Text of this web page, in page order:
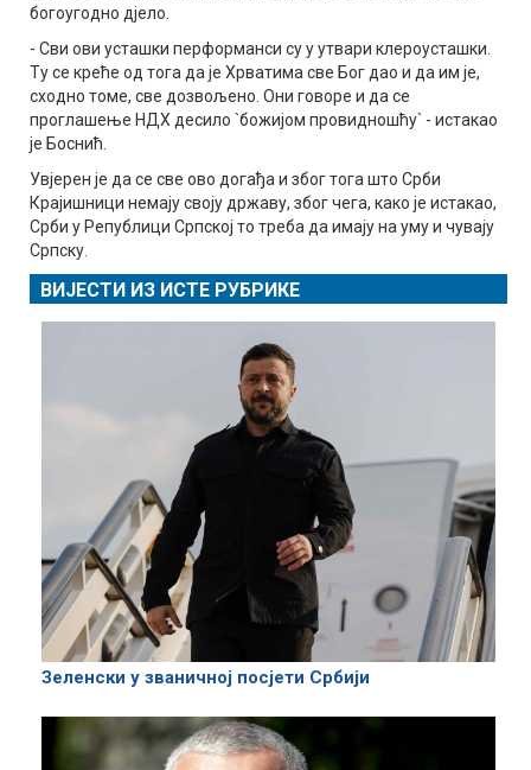
богоугодно дјело.
- Сви ови усташки перформанси су у утвари клероусташки.
Ту се креће од тога да је Хрватима све Бог дао и да им је,
сходно томе, све дозвољено. Они говоре и да се
проглашење НДХ десило `божијом провидношћу` - истакао
је Боснић.
Увјерен је да се све ово догађа и због тога што Срби
Крајишници немају своју државу, због чега, како је истакао,
Срби у Републици Српској то треба да имају на уму и чувају
Српску.
ВИЈЕСТИ ИЗ ИСТЕ РУБРИКЕ
Зеленски у званичној посјети Србији